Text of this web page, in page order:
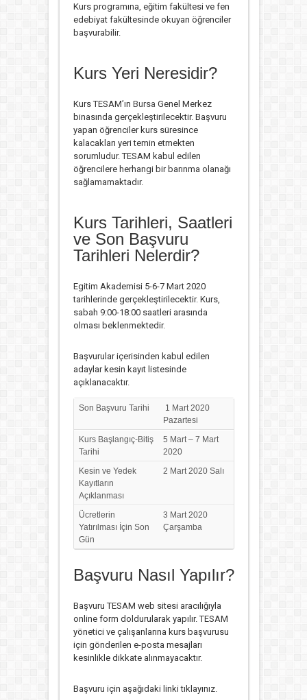
Kurs programına, eğitim fakültesi ve fen
edebiyat fakültesinde okuyan öğrenciler
başvurabilir.
Kurs Yeri Neresidir?
Kurs TESAM’ın Bursa Genel Merkez
binasında gerçekleştirilecektir. Başvuru
yapan öğrenciler kurs süresince
kalacakları yeri temin etmekten
sorumludur. TESAM kabul edilen
öğrencilere herhangi bir barınma olanağı
sağlamamaktadır.
Kurs Tarihleri, Saatleri
ve Son Başvuru
Tarihleri Nelerdir?
Egitim Akademisi 5-6-7 Mart 2020
tarihlerinde gerçekleştirilecektir. Kurs,
sabah 9:00-18:00 saatleri arasında
olması beklenmektedir.
Başvurular içerisinden kabul edilen
adaylar kesin kayıt listesinde
açıklanacaktır.
Son Başvuru Tarihi
1 Mart 2020
Pazartesi
Kurs Başlangıç-Bitiş
Tarihi
5 Mart – 7 Mart
2020
Kesin ve Yedek
Kayıtların
Açıklanması
2 Mart 2020 Salı
Ücretlerin
Yatırılması İçin Son
Gün
3 Mart 2020
Çarşamba
Başvuru Nasıl Yapılır?
Başvuru TESAM web sitesi aracılığıyla
online form doldurularak yapılır. TESAM
yönetici ve çalışanlarına kurs başvurusu
için gönderilen e-posta mesajları
kesinlikle dikkate alınmayacaktır.
Başvuru için aşağıdaki linki tıklayınız.